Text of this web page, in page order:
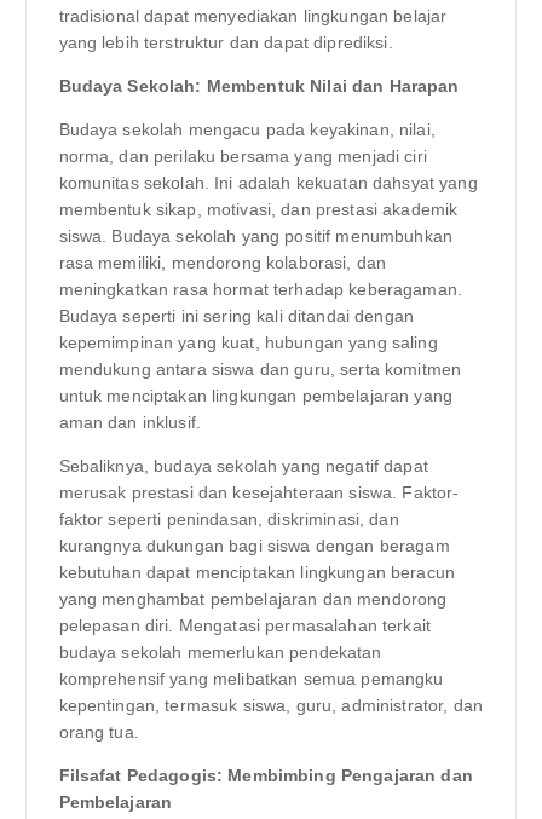
tradisional dapat menyediakan lingkungan belajar
yang lebih terstruktur dan dapat diprediksi.
Budaya Sekolah: Membentuk Nilai dan Harapan
Budaya sekolah mengacu pada keyakinan, nilai,
norma, dan perilaku bersama yang menjadi ciri
komunitas sekolah. Ini adalah kekuatan dahsyat yang
membentuk sikap, motivasi, dan prestasi akademik
siswa. Budaya sekolah yang positif menumbuhkan
rasa memiliki, mendorong kolaborasi, dan
meningkatkan rasa hormat terhadap keberagaman.
Budaya seperti ini sering kali ditandai dengan
kepemimpinan yang kuat, hubungan yang saling
mendukung antara siswa dan guru, serta komitmen
untuk menciptakan lingkungan pembelajaran yang
aman dan inklusif.
Sebaliknya, budaya sekolah yang negatif dapat
merusak prestasi dan kesejahteraan siswa. Faktor-
faktor seperti penindasan, diskriminasi, dan
kurangnya dukungan bagi siswa dengan beragam
kebutuhan dapat menciptakan lingkungan beracun
yang menghambat pembelajaran dan mendorong
pelepasan diri. Mengatasi permasalahan terkait
budaya sekolah memerlukan pendekatan
komprehensif yang melibatkan semua pemangku
kepentingan, termasuk siswa, guru, administrator, dan
orang tua.
Filsafat Pedagogis: Membimbing Pengajaran dan
Pembelajaran